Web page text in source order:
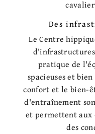
Des
Le Centre
pratique de
spacieuses et
confort et le bien-
d'entraînement
et permettent aux
des